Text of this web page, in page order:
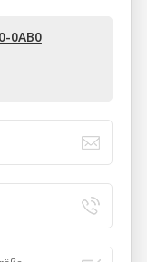
0AB0